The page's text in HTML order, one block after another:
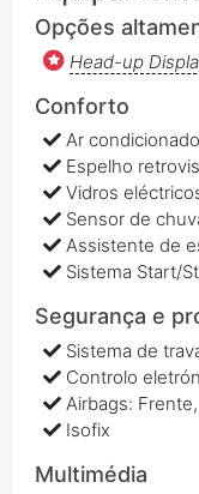
Opções
Head-up
Conforto
Ar
Espelho
Vidros
Sensor de
Assistente de
Sistema Start/
Segurança e
Sistema de
Controlo
Airbags:
Isofix
Multimédia